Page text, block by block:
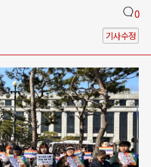
0
기사수정